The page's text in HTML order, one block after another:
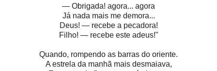
— Obrigada! agora... agora
Já nada mais me demora...
Deus! — recebe a pecadora!
Filho! — recebe este adeus!"
Quando, rompendo as barras do oriente.
A estrela da manhã mais desmaiava,